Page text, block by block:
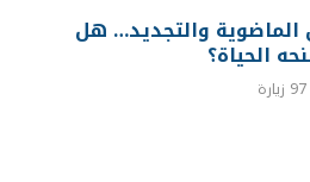
الماضوية والتجديد… هل
الحياة؟
97 زيارة